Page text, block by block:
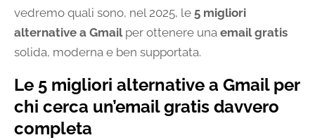
vedremo quali sono, nel 2025, le 5 migliori
alternative a Gmailper ottenere una email gratis
solida, moderna e ben supportata.
Le 5 migliori alternative a Gmail per
chi cerca un’email gratis davvero
completa